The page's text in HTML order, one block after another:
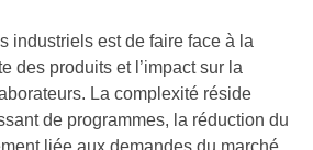
industriels est de faire face à la
des produits et l’impact sur la
La complexité réside
de programmes, la réduction du
liée aux demandes du marché,